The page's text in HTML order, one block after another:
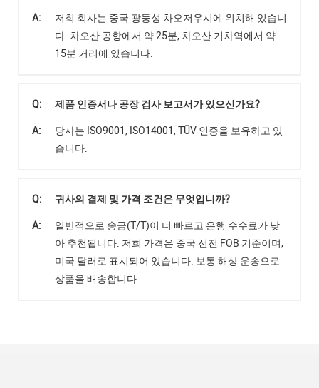
A:
저희 회사는 중국 광둥성 차오저우시에 위치해 있습니
다. 차오산 공항에서 약 25분, 차오산 기차역에서 약
15분 거리에 있습니다.
Q:
제품 인증서나 공장 검사 보고서가 있으신가요?
A:
당사는 ISO9001, ISO14001, TÜV 인증을 보유하고 있
습니다.
Q:
귀사의 결제 및 가격 조건은 무엇입니까?
A:
일반적으로 송금(T/T)이 더 빠르고 은행 수수료가 낮
아 추천됩니다. 저희 가격은 중국 선전 FOB 기준이며,
미국 달러로 표시되어 있습니다. 보통 해상 운송으로
상품을 배송합니다.